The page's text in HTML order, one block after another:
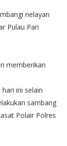
nelayan
Pulau Pari
memberikan
ini selain
sambang
Polair Polres